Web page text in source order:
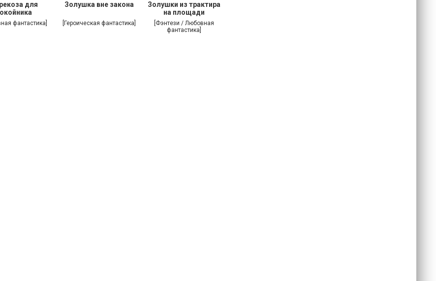
для
фантастика]
Золушка вне закона
[Героическая фантастика]
Золушки из трактира
на площади
[Фэнтези / Любовная
фантастика]